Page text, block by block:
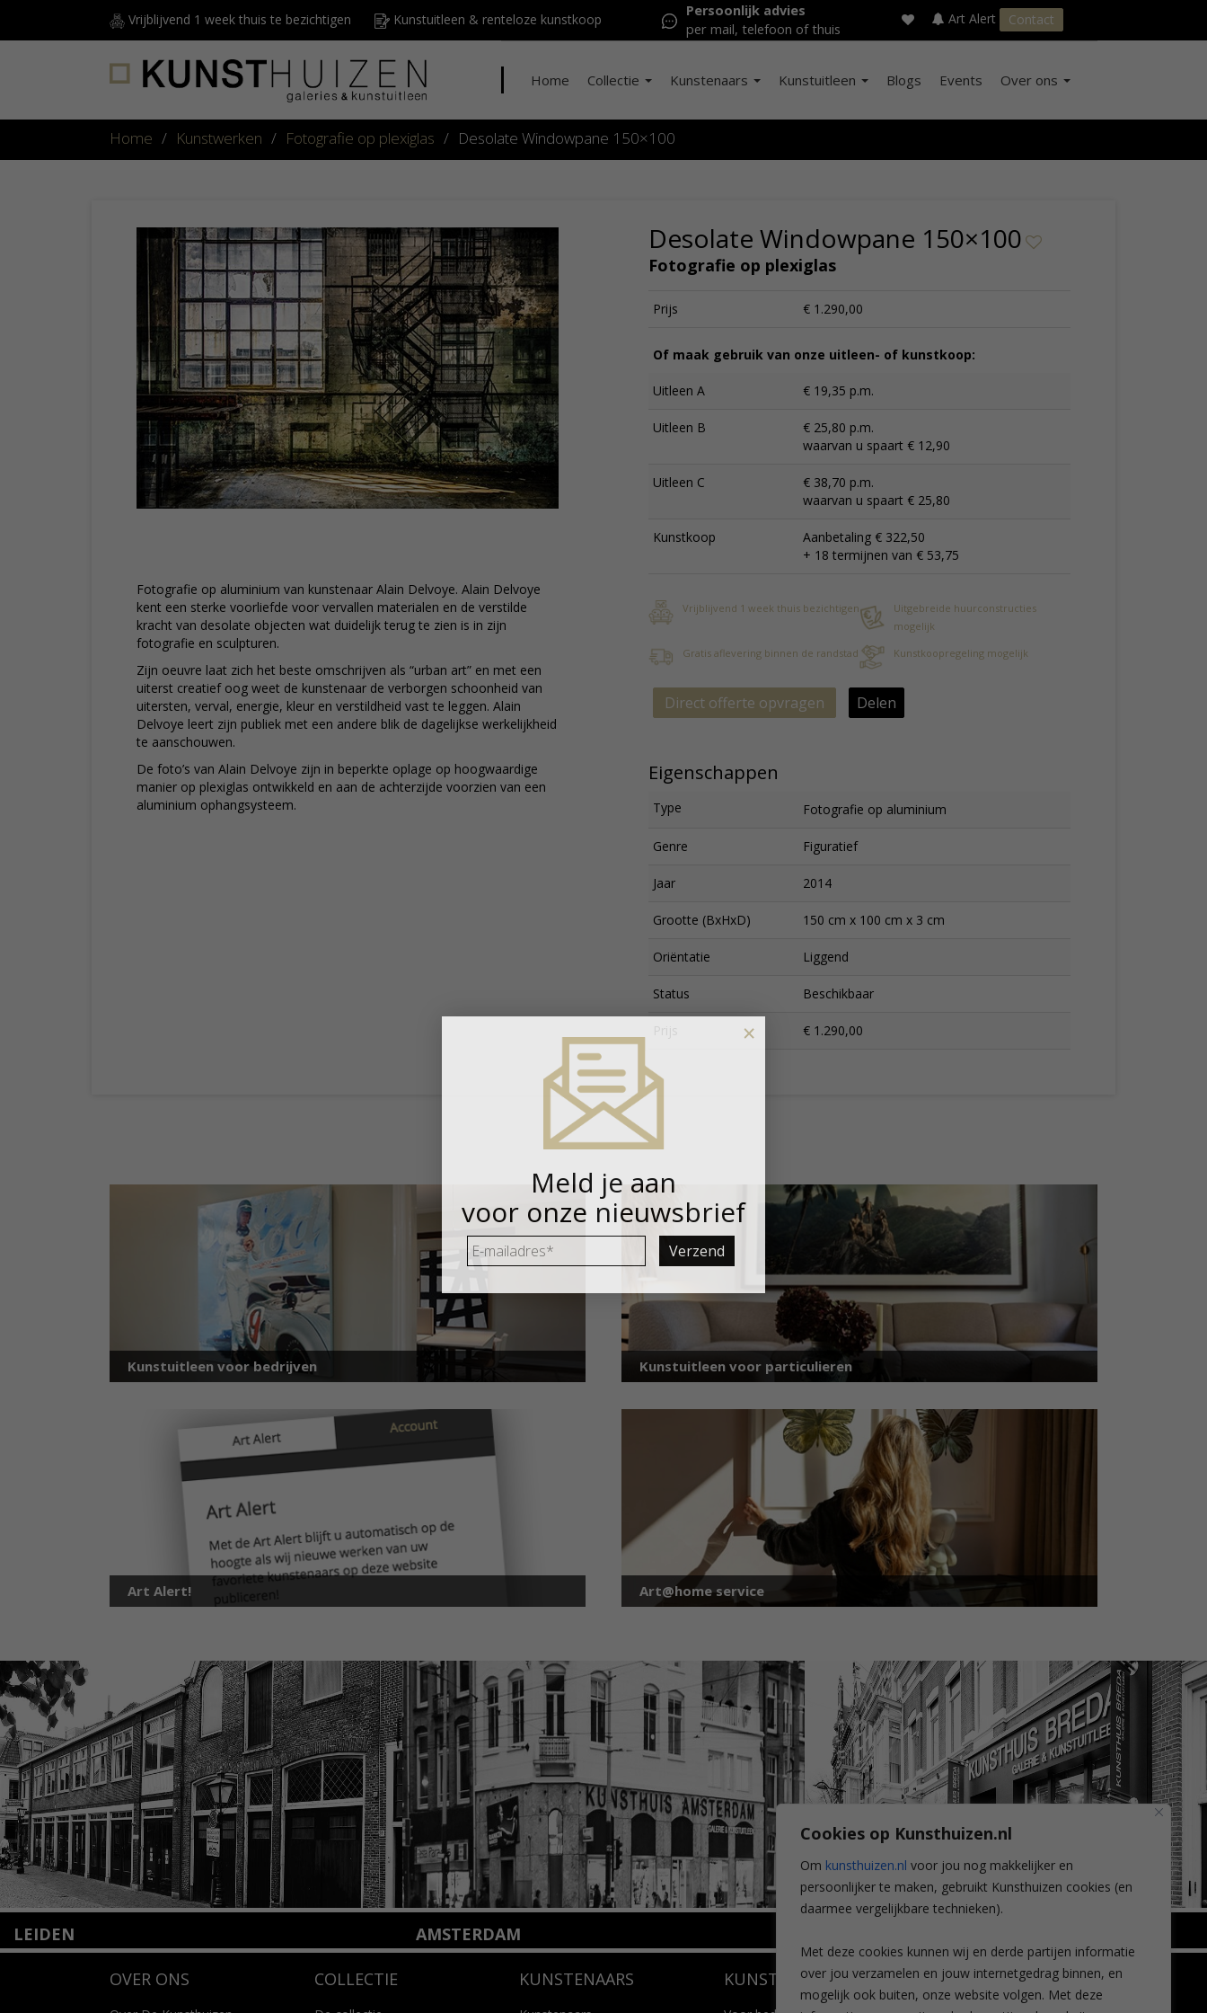
Cookies op Kunsthuizen.nl
Om kunsthuizen.nl voor jou nog makkelijker en
persoonlijker te maken, gebruikt Kunsthuizen cookies (en
daarmee vergelijkbare technieken).
Met deze cookies kunnen wij en derde partijen informatie
over jou verzamelen en jouw internetgedrag binnen, en
mogelijk ook buiten, onze website volgen. Met deze
Vrijblijvend 1 week thuis te bezichtigen Kunstuitleen & renteloze kunstkoop
Persoonlijk advies
per mail, telefoon of thuis
Art Alert Contact
Home Collectie Kunstenaars Kunstuitleen Blogs Events Over ons
Home / Kunstwerken / Fotografie op plexiglas / Desolate Windowpane 150×100
Fotografie op aluminium van kunstenaar Alain Delvoye. Alain Delvoye
kent een sterke voorliefde voor vervallen materialen en de verstilde
kracht van desolate objecten wat duidelijk terug te zien is in zijn
fotografie en sculpturen.
Zijn oeuvre laat zich het beste omschrijven als “urban art” en met een
uiterst creatief oog weet de kunstenaar de verborgen schoonheid van
uitersten, verval, energie, kleur en verstildheid vast te leggen. Alain
Delvoye leert zijn publiek met een andere blik de dagelijkse werkelijkheid
te aanschouwen.
De foto’s van Alain Delvoye zijn in beperkte oplage op hoogwaardige
manier op plexiglas ontwikkeld en aan de achterzijde voorzien van een
aluminium ophangsysteem.
Desolate Windowpane 150×100
Fotografie op plexiglas
Prijs € 1.290,00
Of maak gebruik van onze uitleen- of kunstkoop:
Uitleen A € 19,35 p.m.
Uitleen B
€ 25,80 p.m.
waarvan u spaart € 12,90
Uitleen C
€ 38,70 p.m.
waarvan u spaart € 25,80
Kunstkoop
Aanbetaling € 322,50
+ 18 termijnen van € 53,75
Vrijblijvend 1 week thuis bezichtigen
Uitgebreide huurconstructies
mogelijk
Gratis aflevering binnen de randstad
Kunstkoopregeling mogelijk
Direct offerte opvragen Delen
Eigenschappen
Type Fotografie op aluminium
Genre Figuratief
Jaar 2014
Grootte (BxHxD) 150 cm x 100 cm x 3 cm
Oriëntatie Liggend
Status Beschikbaar
€ 1.290,00
Kunstuitleen voor bedrijven Kunstuitleen voor particulieren
Art Alert! Art@home service
LEIDEN AMSTERDAM
1075 VX Amsterdam
Wilhelminastraat 11
4818 SB Breda
+31 (0)76 5221309
OVER ONS COLLECTIE KUNSTENAARS KUNSTUITLEEN CONTACT
Meld je aan
voor onze nieuwsbrief
E-
mailadres *
×